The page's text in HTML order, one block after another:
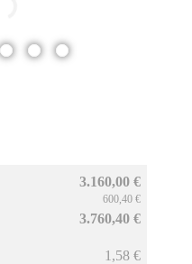
3.160,00 €
600,40 €
3.760,40 €
1,58 €